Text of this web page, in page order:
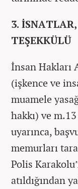
3.
TEŞEKKÜLÜ
İnsan Hakları
(işkence ve
muamele
hakkı) ve
uyarınca,
memurları
Polis
atıldığından